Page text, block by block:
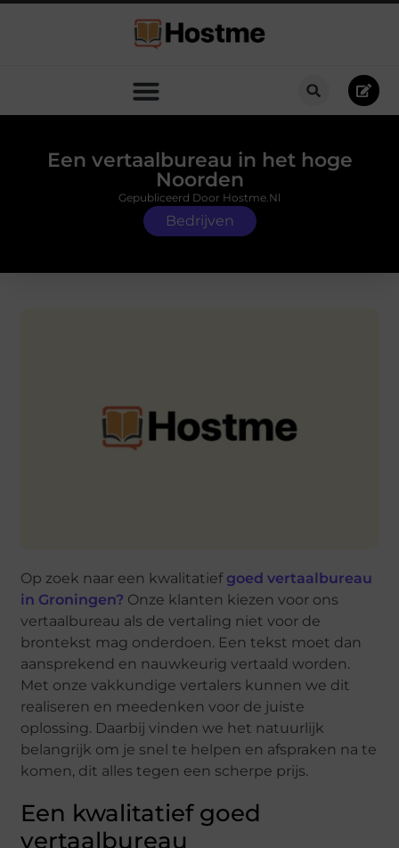
Een vertaalbureau in het hoge
Noorden
Bedrijven
Gepubliceerd Door Hostme.nl
Op zoek naar een kwalitatief goed vertaalbureau
in Groningen? Onze klanten kiezen voor ons
vertaalbureau als de vertaling niet voor de
brontekst mag onderdoen. Een tekst moet dan
aansprekend en nauwkeurig vertaald worden.
Met onze vakkundige vertalers kunnen we dit
realiseren en meedenken voor de juiste
oplossing. Daarbij vinden we het natuurlijk
belangrijk om je snel te helpen en afspraken na te
komen, dit alles tegen een scherpe prijs.
Een kwalitatief goed
vertaalbureau